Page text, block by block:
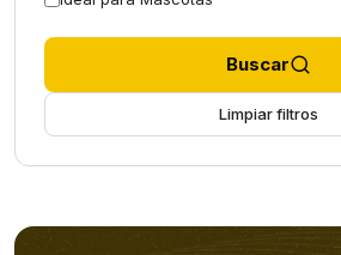
Buscar
Limpiar filtros